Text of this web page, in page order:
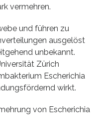
vermehren.
und führen zu
ausgelöst
unbekannt.
Zürich
Escherichia
wirkt.
von Escherichia